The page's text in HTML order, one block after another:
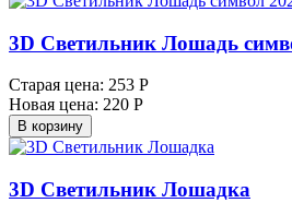
3D Светильник Лошадь
Старая цена: 253 Р
Новая цена: 220 Р
В корзину
3D Светильник Лошадка